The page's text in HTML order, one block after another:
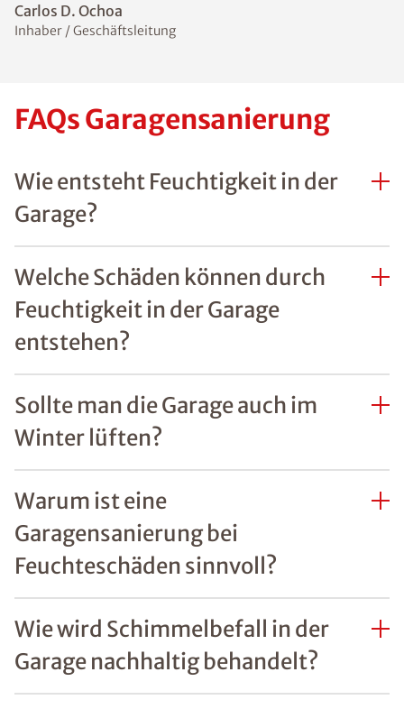
Carlos D. Ochoa
Inhaber / Geschäftsleitung
FAQs Garagensanierung
Wie entsteht Feuchtigkeit in der
Garage?
Welche Schäden können durch
Feuchtigkeit in der Garage
entstehen?
Sollte man die Garage auch im
Winter lüften?
Warum ist eine
Garagensanierung bei
Feuchteschäden sinnvoll?
Wie wird Schimmelbefall in der
Garage nachhaltig behandelt?